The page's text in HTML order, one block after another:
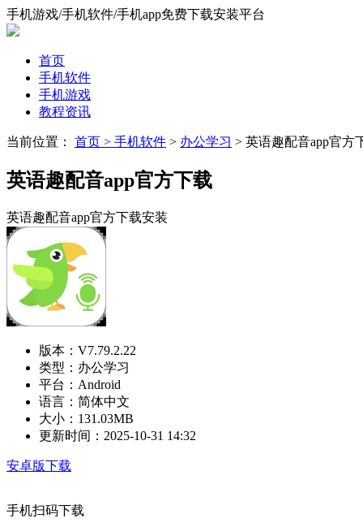
手机游戏/手机软件/手机app免费下载安装平台
首页
手机软件
手机游戏
教程资讯
当前位置： 首页 > 手机软件 > 办公学习 > 英语趣配音app官方
英语趣配音app官方下载
英语趣配音app官方下载安装
版本： V7.79.2.22
类型： 办公学习
平台： Android
语言： 简体中文
大小： 131.03MB
更新时间： 2025-10-31 14:32
安卓版下载
手机扫码下载